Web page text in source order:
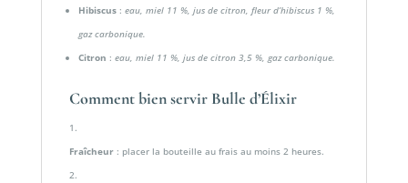
Hibiscus: eau, miel 11 %, jus de citron, fleur d’hibiscus 1 %,
gaz carbonique.
Citron : eau, miel 11 %, jus de citron 3,5 %, gaz carbonique.
Comment bien servir Bulle d’Élixir
Fraîcheur: placer la bouteille au frais au moins 2 heures.